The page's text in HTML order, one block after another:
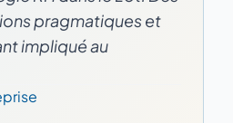
pragmatiques et
impliqué au